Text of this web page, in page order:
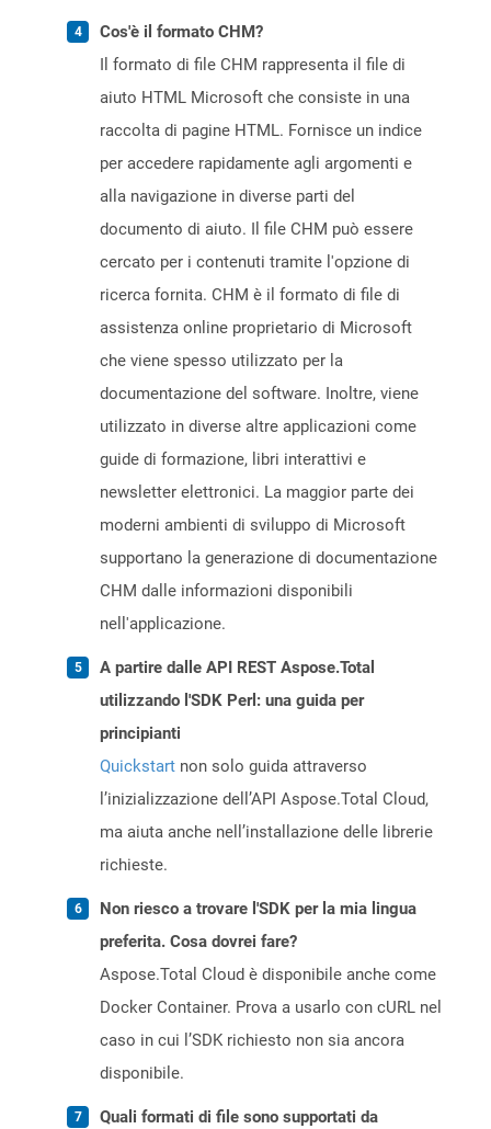
Cos'è il formato CHM?
Il formato di file CHM rappresenta il file di
aiuto HTML Microsoft che consiste in una
raccolta di pagine HTML. Fornisce un indice
per accedere rapidamente agli argomenti e
alla navigazione in diverse parti del
documento di aiuto. Il file CHM può essere
cercato per i contenuti tramite l'opzione di
ricerca fornita. CHM è il formato di file di
assistenza online proprietario di Microsoft
che viene spesso utilizzato per la
documentazione del software. Inoltre, viene
utilizzato in diverse altre applicazioni come
guide di formazione, libri interattivi e
newsletter elettronici. La maggior parte dei
moderni ambienti di sviluppo di Microsoft
supportano la generazione di documentazione
CHM dalle informazioni disponibili
nell'applicazione.
A partire dalle API REST Aspose.Total
utilizzando l'SDK Perl: una guida per
principianti
Quickstart non solo guida attraverso
l’inizializzazione dell’API Aspose.Total Cloud,
ma aiuta anche nell’installazione delle librerie
richieste.
Non riesco a trovare l'SDK per la mia lingua
preferita. Cosa dovrei fare?
Aspose.Total Cloud è disponibile anche come
Docker Container. Prova a usarlo con cURL nel
caso in cui l’SDK richiesto non sia ancora
disponibile.
Quali formati di file sono supportati da